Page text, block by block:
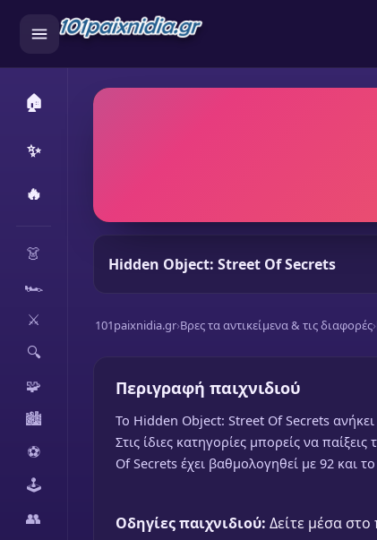
🏠
✨
🔥
👗
🏎️
⚔️
🔍
🧩
🏙️
⚽
🕹️
👥
Hidden Object: Street Of Secrets
101paixnidia.gr›Βρες τα αντικείμενα & τις διαφορές›
Περιγραφή παιχνιδιού
To Hidden Object: Street Of Secrets ανήκει
Στις ίδιες κατηγορίες μπορείς να παίξεις
Of Secrets έχει βαθμολογηθεί με 92 και
Οδηγίες παιχνιδιού: Δείτε μέσα στο